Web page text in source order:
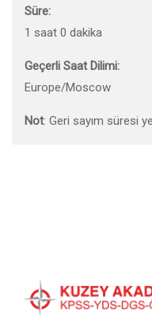
Süre:
1 saat 0 dakika
Geçerli Saat Dilimi:
Europe/Moscow
Not: Geri sayım süresi